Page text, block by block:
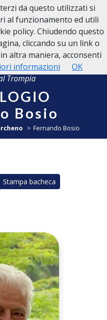
Trompia
Bosio
Fernando Bosio
Stampa bacheca
da questo utilizzati si
al funzionamento ed utili
policy. Chiudendo questo
cliccando su un link o
altra maniera, acconsenti
informazioni OK